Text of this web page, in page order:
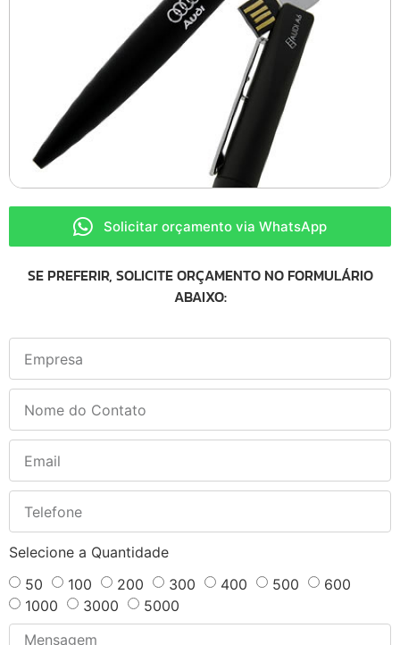
Solicitar orçamento via WhatsApp
SE PREFERIR, SOLICITE ORÇAMENTO NO FORMULÁRIO
ABAIXO:
Selecione a Quantidade
50
100 200 300 400 500
600
1000
3000 5000